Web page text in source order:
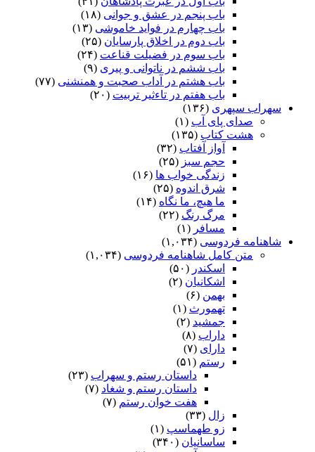
باب پنجم در عشق و جوانى (۱۸)
باب چهارم در فواید خاموشى (۱۳)
باب دوم در اخلاق پارسایان (۲۵)
باب سوم در فضیلت قناعت (۲۴)
باب ششم در ناتوانى و پیرى (۹)
باب هشتم در آداب صحبت و همنشنى (۷۷)
باب هفتم در تاءثیر تربیت (۲۰)
سهراب سپهری (۱۳۶)
صدای پای آب (۱)
هشت کتاب (۱۳۵)
آواز آفتاب (۳۲)
حجم سبز (۲۵)
زندگی خواب ها (۱۶)
شرق اندوه (۲۵)
ما هیچ، ما نگاه (۱۴)
مرگ رنگ (۲۲)
مسافر (۱)
شاهنامه فردوسی (۱,۰۳۴)
متن کامل شاهنامه فردوسی (۱,۰۳۴)
اسکندر (۵۰)
اشکانیان (۲)
بهمن (۶)
تهمورث (۱)
جمشید (۲)
داراب (۸)
دارای (۷)
رستم (۵۱)
داستان رستم و سهراب (۲۳)
داستان رستم و شغاد (۷)
هفت خوان رستم‏ (۷)
زال (۳۳)
زو طهماسپ‏ (۱)
ساسانیان (۳۴۰)